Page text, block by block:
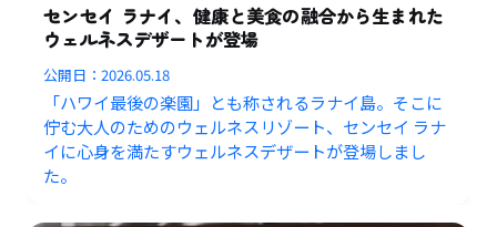
センセイ ラナイ、健康と美食の融合から生まれた
ウェルネスデザートが登場
公開日：2026.05.18
「ハワイ最後の楽園」とも称されるラナイ島。そこに
佇む大人のためのウェルネスリゾート、センセイ ラナ
イに心身を満たすウェルネスデザートが登場しまし
た。